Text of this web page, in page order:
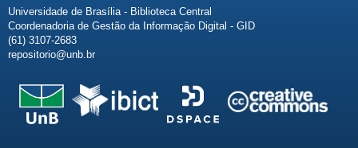
Universidade de Brasília - Biblioteca Central
Coordenadoria de Gestão da Informação Digital - GID
(61) 3107-2683
repositorio@unb.br